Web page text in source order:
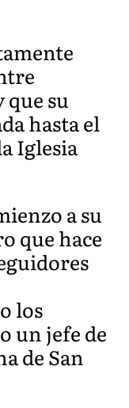
que su
hasta el
Iglesia
a su
que hace
los
un jefe de
de San